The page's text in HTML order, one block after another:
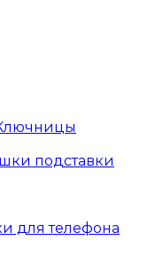
подставки
для телефона